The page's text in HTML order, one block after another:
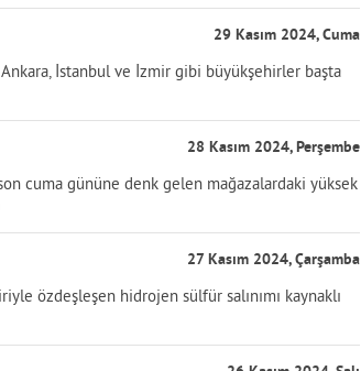
29 Kasım 2024, Cuma
Ankara, İstanbul ve İzmir gibi büyükşehirler başta
28 Kasım 2024, Perşembe
cuma gününe denk gelen mağazalardaki yüksek
27 Kasım 2024, Çarşamba
özdeşleşen hidrojen sülfür salınımı kaynaklı